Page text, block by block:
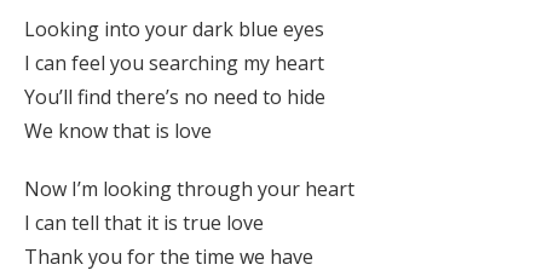
Looking into your dark blue eyes
I can feel you searching my heart
You’ll find there’s no need to hide
We know that is love
Now I’m looking through your heart
I can tell that it is true love
Thank you for the time we have